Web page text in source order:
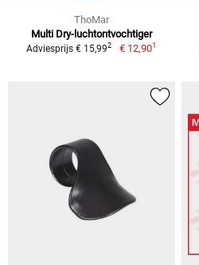
ThoMar
Multi Dry-luchtontvochtiger
Adviesprijs € 15,992 € 12,901